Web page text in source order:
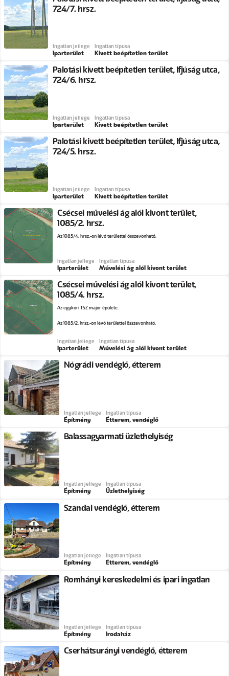
724/7. hrsz.
Ingatlan jellege
Iparterület
Ingatlan típusa
Kivett beépítetlen terület
Palotási kivett beépítetlen terület, Ifjúság utca,
724/6. hrsz.
Ingatlan jellege
Iparterület
Ingatlan típusa
Kivett beépítetlen terület
Palotási kivett beépítetlen terület, Ifjúság utca,
724/5. hrsz.
Ingatlan jellege
Iparterület
Ingatlan típusa
Kivett beépítetlen terület
Csécsei művelési ág alól kivont terület,
1085/2. hrsz.
Az 1085/4. hrsz.-on lévő területtel összevonható.
Ingatlan jellege
Iparterület
Ingatlan típusa
Művelési ág alól kivont terület
Csécsei művelési ág alól kivont terület,
1085/4. hrsz.
Az egykori TSZ major épülete.
Az 1085/2. hrsz.-on lévő területtel összevonható.
Ingatlan jellege
Iparterület
Ingatlan típusa
Művelési ág alól kivont terület
Nógrádi vendéglő, étterem
Ingatlan jellege
Építmény
Ingatlan típusa
Étterem, vendéglő
Balassagyarmati üzlethelyiség
Ingatlan jellege
Építmény
Ingatlan típusa
Üzlethelyiség
Szandai vendéglő, étterem
Ingatlan jellege
Építmény
Ingatlan típusa
Étterem, vendéglő
Romhányi kereskedelmi és ipari ingatlan
Ingatlan jellege
Építmény
Ingatlan típusa
Irodaház
Cserhátsurányi vendéglő, étterem